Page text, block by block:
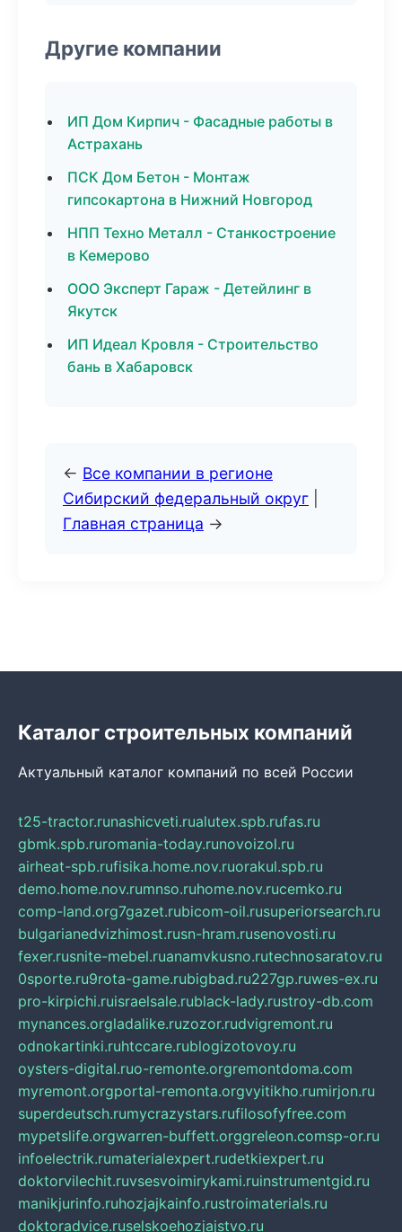
Другие компании
ИП Дом Кирпич - Фасадные работы в
Астрахань
ПСК Дом Бетон - Монтаж
гипсокартона в Нижний Новгород
НПП Техно Металл - Станкостроение
в Кемерово
ООО Эксперт Гараж - Детейлинг в
Якутск
ИП Идеал Кровля - Строительство
бань в Хабаровск
← Все компании в регионе
Сибирский федеральный округ
Главная страница →
Каталог строительных компаний
Актуальный каталог компаний по всей России
t25-tractor.runashicveti.rualutex.spb.rufas.ru
gbmk.spb.ruromania-today.runovoizol.ru
airheat-spb.rufisika.home.nov.ruorakul.spb.ru
demo.home.nov.rumnso.ruhome.nov.rucemko.ru
comp-land.org7gazet.rubicom-oil.rusuperiorsearch.ru
bulgarianedvizhimost.rusn-hram.rusenovosti.ru
fexer.rusnite-mebel.ruanamvkusno.rutechnosaratov.ru
0sporte.ru9rota-game.rubigbad.ru227gp.ruwes-ex.ru
pro-kirpichi.ruisraelsale.rublack-lady.rustroy-db.com
mynances.orgladalike.ruzozor.rudvigremont.ru
odnokartinki.ruhtccare.rublogizotovoy.ru
oysters-digital.ruo-remonte.orgremontdoma.com
myremont.orgportal-remonta.orgvyitikho.rumirjon.ru
superdeutsch.rumycrazystars.rufilosofyfree.com
mypetslife.orgwarren-buffett.orggreleon.comsp-or.ru
infoelectrik.rumaterialexpert.rudetkiexpert.ru
doktorvilechit.ruvsesvoimirykami.ruinstrumentgid.ru
manikjurinfo.ruhozjajkainfo.rustroimaterials.ru
doktoradvice.ruselskoehozjajstvo.ru